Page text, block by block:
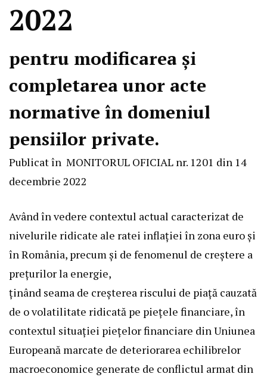
2022
pentru modificarea și
completarea unor acte
normative în domeniul
pensiilor private.
Publicat în MONITORUL OFICIAL nr. 1201 din 14
decembrie 2022
Având în vedere contextul actual caracterizat de
nivelurile ridicate ale ratei inflației în zona euro și
în România, precum și de fenomenul de creștere a
prețurilor la energie,
ținând seama de creșterea riscului de piață cauzată
de o volatilitate ridicată pe piețele financiare, în
contextul situației piețelor financiare din Uniunea
Europeană marcate de deteriorarea echilibrelor
macroeconomice generate de conflictul armat din